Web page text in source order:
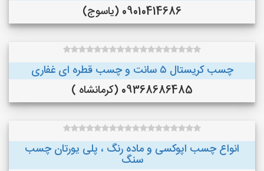
09010414686 (یاسوج)
چسب کریستال ۵ سانت و چسب قطره ای غفاری
09368686485 (کرمانشاه )
انواع چسب اپوکسی و ماده رنگ ، پلی یورتان چسب
سنگ